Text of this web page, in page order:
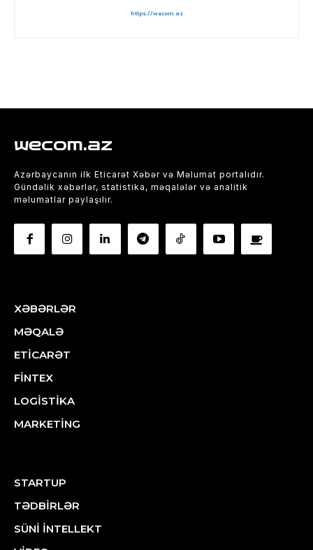
https://wecom.az
wecom.az
Azərbaycanın ilk Eticarət Xəbər və Məlumat portalıdır.
Gündəlik xəbərlər, statistika, məqalələr və analitik
məlumatlar paylaşılır.
XƏBƏRLƏR
MƏQALƏ
ETİCARƏT
FİNTEX
LOGİSTİKA
MARKETİNG
STARTUP
TƏDBİRLƏR
SÜNİ İNTELLEKT